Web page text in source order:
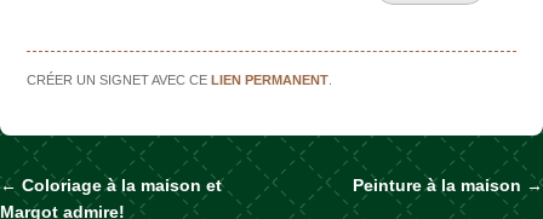
CRÉER UN SIGNET AVEC CELIEN PERMANENT
← Coloriage à la maison et
Margot admire!
Peinture à la maison →